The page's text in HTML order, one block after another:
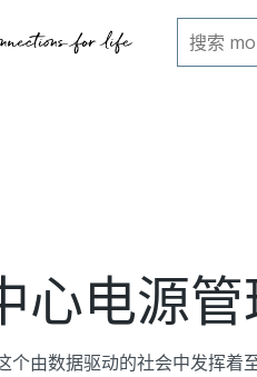
心电源
个由数据驱动的社会中发挥着